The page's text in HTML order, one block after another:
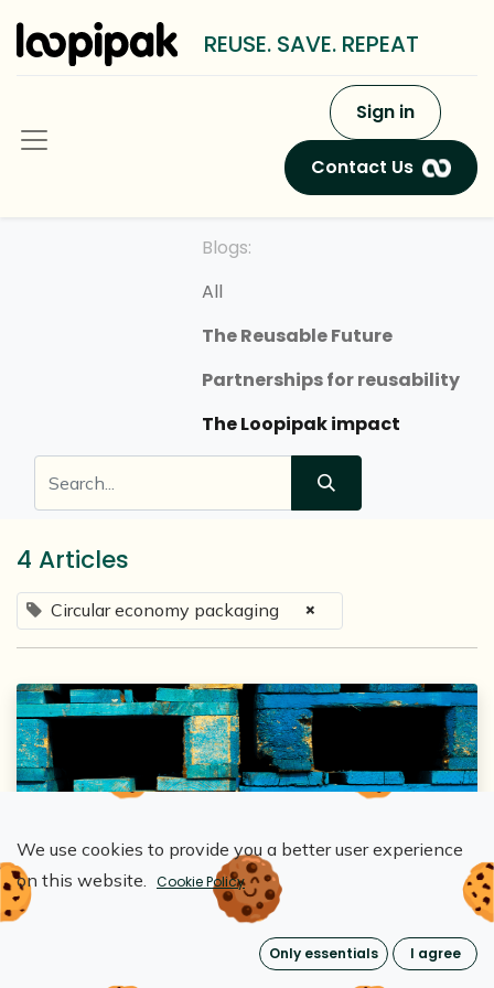
REUSE. SAVE. REPEAT
Sign in
Contact Us
Blogs:
All
The Reusable Future
Partnerships for reusability
The Loopipak impact
4 Articles
Circular economy packaging ×
Loopipak
6 étapes pour créer un emballage
réutilisable Loopipak : une démarche
circulaire et responsable
We use cookies to provide you a better user experience
on this website. Cookie Policy
Only essentials I agree